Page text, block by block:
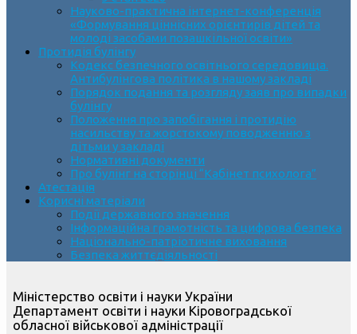
Науково-практична інтернет-конференція
«Формування ціннісних орієнтирів дітей та
молоді засобами позашкільної освіти»
Протидія булінгу
Кодекс безпечного освітнього середовища.
Антибулінгова політика в нашому закладі
Порядок подання та розгляду заяв про випадки
булінгу
Положення про запобігання і протидію
насильству та жорстокому поводженню з
дітьми у закладі
Нормативні документи
Про булінг на сторінці “Кабінет психолога”
Атестація
Корисні матеріали
Події державного значення
Інформаційна грамотність та цифрова безпека
Національно-патріотичне виховання
Безпека життєдіяльності
Міністерство освіти і науки України
Департамент освіти і науки Кіровоградської
обласної військової адміністрації